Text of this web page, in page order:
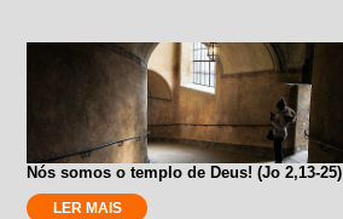
Nós somos o templo de Deus! (Jo 2,13-25)
LER MAIS